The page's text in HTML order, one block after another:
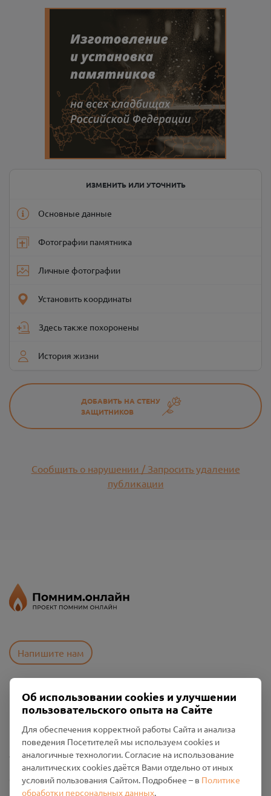
ИЗМЕНИТЬ ИЛИ УТОЧНИТЬ
Основные данные
Фотографии памятника
Личные фотографии
Установить координаты
Здесь также похоронены
История жизни
ДОБАВИТЬ НА СТЕНУ
ЗАЩИТНИКОВ
Сообщить о нарушении / Запросить удаление
публикации
Напишите нам
Пользовательское соглашение
Политика конфиденциальности
Промо-материалы
Настройки cookies
Общество с ограниченной ответственностью «Смоленский
Проект Помним»
Об использовании cookies и улучшении
пользовательского опыта на Сайте
Для обеспечения корректной работы Сайта и анализа
поведения Посетителей мы используем cookies и
аналогичные технологии. Согласие на использование
аналитических cookies даётся Вами отдельно от иных
условий пользования Сайтом. Подробнее – в Политике
обработки персональных данных.